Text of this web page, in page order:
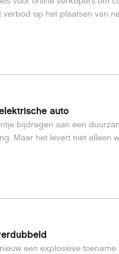
op het plaatsen van
auto
bijdragen aan een
Maar het levert niet alleen
een explosieve